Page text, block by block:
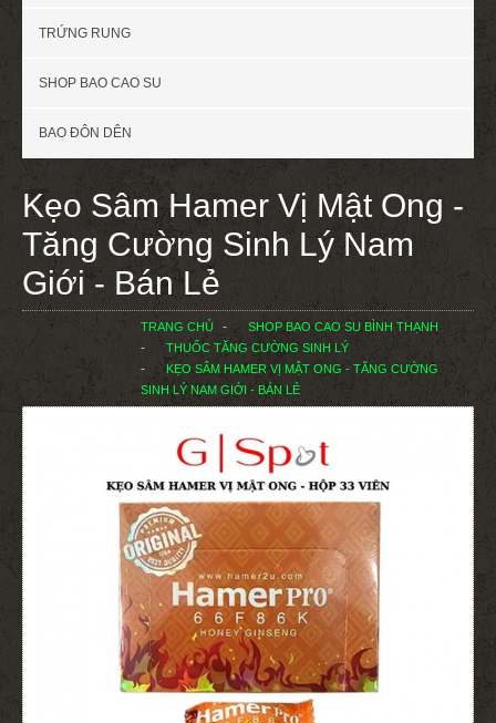
TRỨNG RUNG
SHOP BAO CAO SU
BAO ĐÔN DÊN
Kẹo Sâm Hamer Vị Mật Ong -
Tăng Cường Sinh Lý Nam
Giới - Bán Lẻ
TRANG CHỦ
SHOP BAO CAO SU BÌNH THẠNH
THUỐC TĂNG CƯỜNG SINH LÝ
KẸO SÂM HAMER VỊ MẬT ONG - TĂNG CƯỜNG
SINH LÝ NAM GIỚI - BÁN LẺ